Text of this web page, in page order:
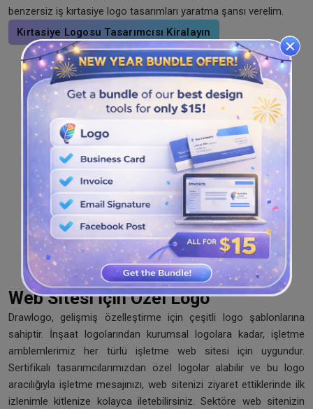
benzersiz iş kırtasiye logo tasarımları yaratma şansı verelim.
Kırtasiye Logosu Tasarımcısı Kiralayın
Web Sitesi İçin Özel Logo
Drawlogo, gelişmiş özelleştirme için çeşitli logo şablonlarına
sahiptir. İnşaat logolarından kurumsal logolara kadar, işletme
amblemlerimiz her türlü işletme web sitesi için uygundur.
Sertifikalı tasarımcılarımızdan özel logolar alabilir ve bu logo
aracılığıyla işletme mesajınızı, web sitenizi ziyaret ettiklerinde ilk
izlenimle kitlenize kolayca iletebilirsiniz. Sektöre web sitenizin